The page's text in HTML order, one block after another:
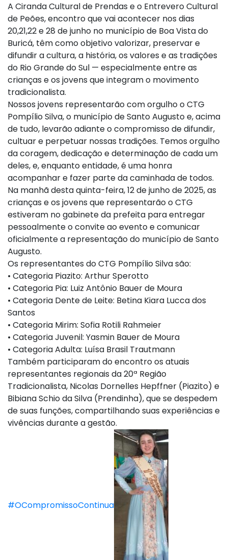
A Ciranda Cultural de Prendas e o Entrevero Cultural
de Peões, encontro que vai acontecer nos dias
20,21,22 e 28 de junho no município de Boa Vista do
Buricá, têm como objetivo valorizar, preservar e
difundir a cultura, a história, os valores e as tradições
do Rio Grande do Sul — especialmente entre as
crianças e os jovens que integram o movimento
tradicionalista.
Nossos jovens representarão com orgulho o CTG
Pompílio Silva, o município de Santo Augusto e, acima
de tudo, levarão adiante o compromisso de difundir,
cultuar e perpetuar nossas tradições. Temos orgulho
da coragem, dedicação e determinação de cada um
deles, e, enquanto entidade, é uma honra
acompanhar e fazer parte da caminhada de todos.
Na manhã desta quinta-feira, 12 de junho de 2025, as
crianças e os jovens que representarão o CTG
estiveram no gabinete da prefeita para entregar
pessoalmente o convite ao evento e comunicar
oficialmente a representação do município de Santo
Augusto.
Os representantes do CTG Pompílio Silva são:
• Categoria Piazito: Arthur Sperotto
• Categoria Pia: Luiz Antônio Bauer de Moura
• Categoria Dente de Leite: Betina Kiara Lucca dos
Santos
• Categoria Mirim: Sofia Rotili Rahmeier
• Categoria Juvenil: Yasmin Bauer de Moura
• Categoria Adulta: Luísa Brasil Trautmann
Também participaram do encontro os atuais
representantes regionais da 20ª Região
Tradicionalista, Nicolas Dornelles Hepffner (Piazito) e
Bibiana Schio da Silva (Prendinha), que se despedem
de suas funções, compartilhando suas experiências e
vivências durante a gestão.
#OCompromissoContinua